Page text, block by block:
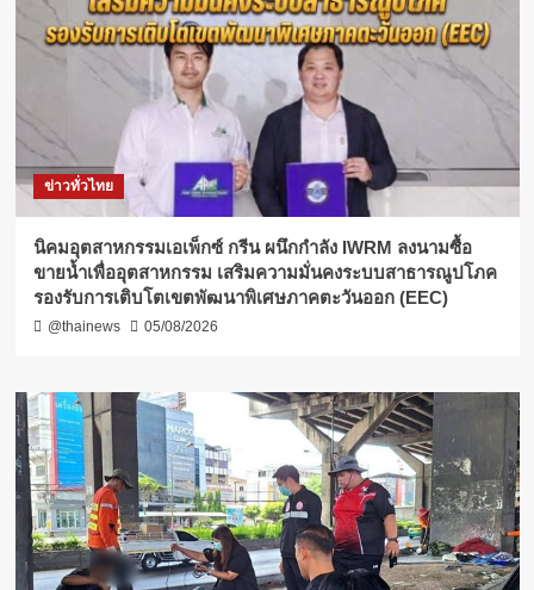
ข่าวทั่วไทย
​นิคมอุตสาหกรรมเอเพ็กซ์ กรีน ผนึกกำลัง IWRM ลงนามซื้อ
ขายน้ำเพื่ออุตสาหกรรม เสริมความมั่นคงระบบสาธารณูปโภค
รองรับการเติบโตเขตพัฒนาพิเศษภาคตะวันออก (EEC)
@thainews 05/08/2026